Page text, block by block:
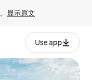
显示原文
Use app